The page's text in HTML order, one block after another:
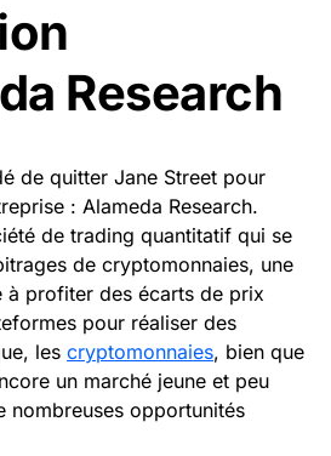
Research
de quitter Jane Street pour
: Alameda Research.
de trading quantitatif qui se
de cryptomonnaies, une
à profiter des écarts de prix
pour réaliser des
les cryptomonnaies, bien que
un marché jeune et peu
nombreuses opportunités